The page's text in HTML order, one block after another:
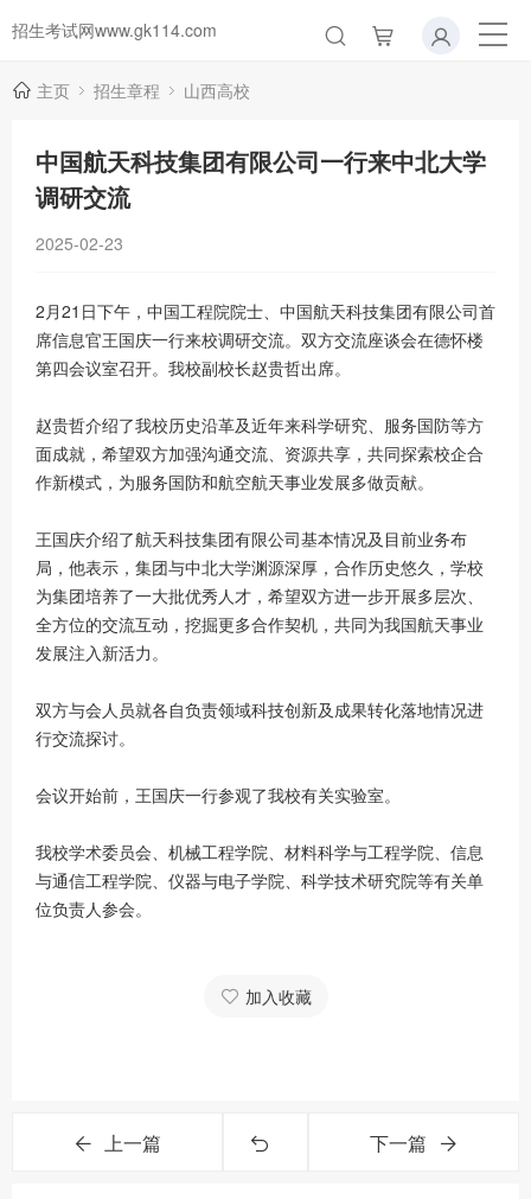
招生考试网www.gk114.com
主页 招生章程 山西高校
中国航天科技集团有限公司一行来中北大学
调研交流
2025-02-23
2月21日下午，中国工程院院士、中国航天科技集团有限公司首
席信息官王国庆一行来校调研交流。双方交流座谈会在德怀楼
第四会议室召开。我校副校长赵贵哲出席。
赵贵哲介绍了我校历史沿革及近年来科学研究、服务国防等方
面成就，希望双方加强沟通交流、资源共享，共同探索校企合
作新模式，为服务国防和航空航天事业发展多做贡献。
王国庆介绍了航天科技集团有限公司基本情况及目前业务布
局，他表示，集团与中北大学渊源深厚，合作历史悠久，学校
为集团培养了一大批优秀人才，希望双方进一步开展多层次、
全方位的交流互动，挖掘更多合作契机，共同为我国航天事业
发展注入新活力。
双方与会人员就各自负责领域科技创新及成果转化落地情况进
行交流探讨。
会议开始前，王国庆一行参观了我校有关实验室。
我校学术委员会、机械工程学院、材料科学与工程学院、信息
与通信工程学院、仪器与电子学院、科学技术研究院等有关单
位负责人参会。
加入收藏
上一篇 下一篇